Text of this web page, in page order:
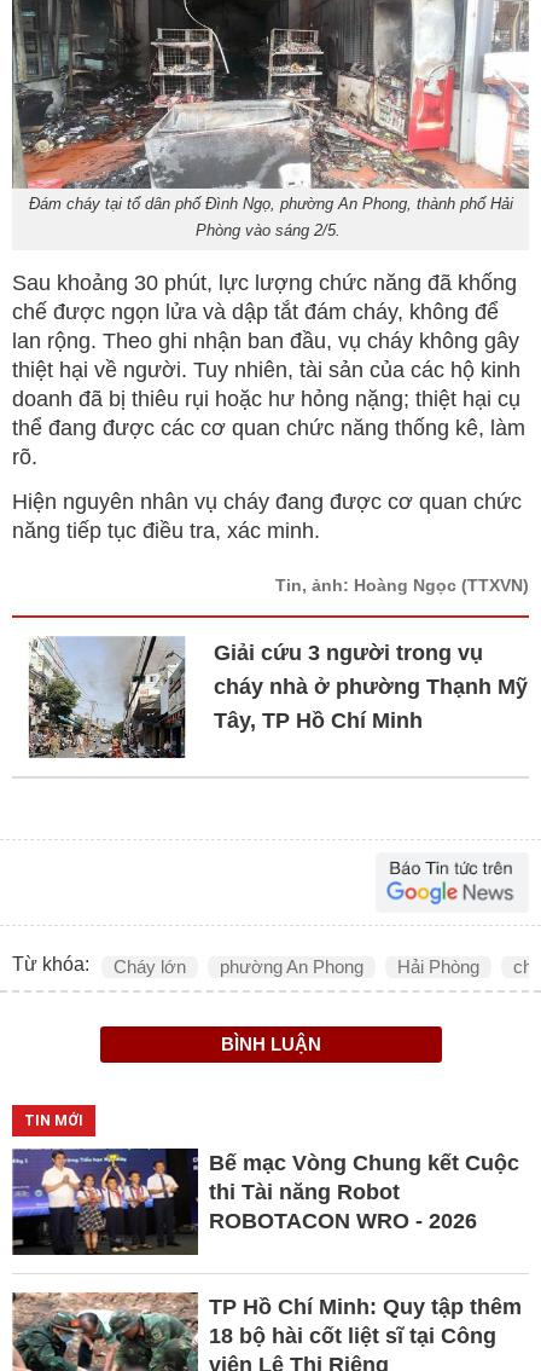
Đám cháy tại tổ dân phố Đình Ngọ, phường An Phong, thành phố Hải
Phòng vào sáng 2/5.
Sau khoảng 30 phút, lực lượng chức năng đã khống
chế được ngọn lửa và dập tắt đám cháy, không để
lan rộng. Theo ghi nhận ban đầu, vụ cháy không gây
thiệt hại về người. Tuy nhiên, tài sản của các hộ kinh
doanh đã bị thiêu rụi hoặc hư hỏng nặng; thiệt hại cụ
thể đang được các cơ quan chức năng thống kê, làm
rõ.
Hiện nguyên nhân vụ cháy đang được cơ quan chức
năng tiếp tục điều tra, xác minh.
Tin, ảnh: Hoàng Ngọc (TTXVN)
Giải cứu 3 người trong vụ
cháy nhà ở phường Thạnh Mỹ
Tây, TP Hồ Chí Minh
Từ khóa: Cháy lớn phường An Phong Hải Phòng
BÌNH LUẬN
TIN MỚI
Bế mạc Vòng Chung kết Cuộc
thi Tài năng Robot
ROBOTACON WRO - 2026
TP Hồ Chí Minh: Quy tập thêm
18 bộ hài cốt liệt sĩ tại Công
viên Lê Thị Riêng